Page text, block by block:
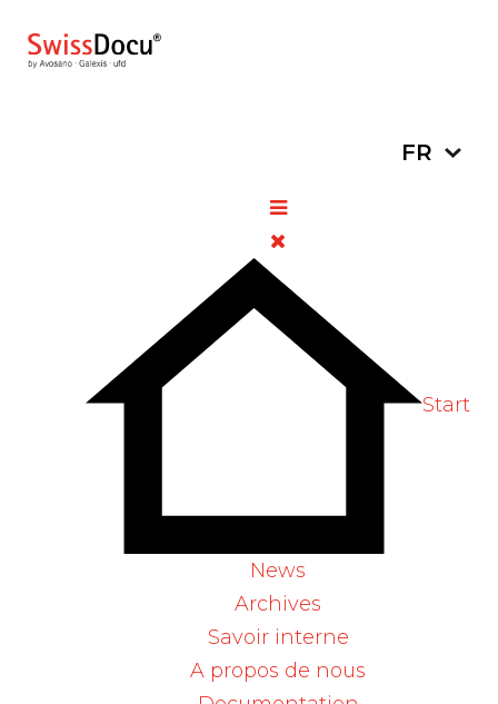
FR
Start
News
Archives
Savoir interne
A propos de nous
BACK TO MONTHLY ARCHIVE
Octobre 2021
Voltaren 25 mg, dragées